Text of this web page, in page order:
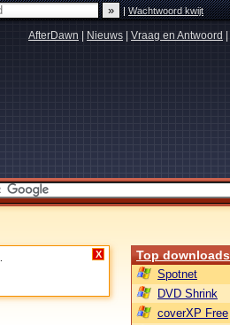
|Wachtwoord kwijt
AfterDawn Nieuws Vraag en Antwoord
X Top downloads
Spotnet
DVD Shrink
coverXP Free